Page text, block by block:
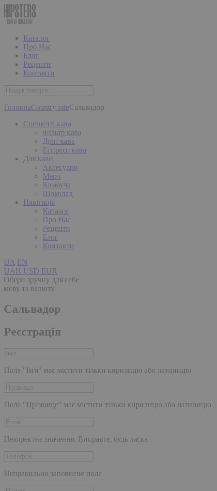
Каталог
Про Нас
Блог
Рецепти
Контакти
ГоловнаCountry rateСальвадор
Спешелті кава
Фільтр кава
Дріп кава
Еспресо кава
Для кави
Аксесуари
Мерч
Комбуча
Шоколад
Навігація
Каталог
Про Нас
Рецепти
Блог
Контакти
UA EN
UAH USD EUR
Обери зручну для себе
мову та валюту
Сальвадор
Реєстрація
Поле "Ім'я" має містити тільки кирилицю або латиницю
Поле "Прізвище" має містити тільки кирилицю або латиницю
Некоректне значення. Виправте, будь ласка
Неправильно заповнене поле